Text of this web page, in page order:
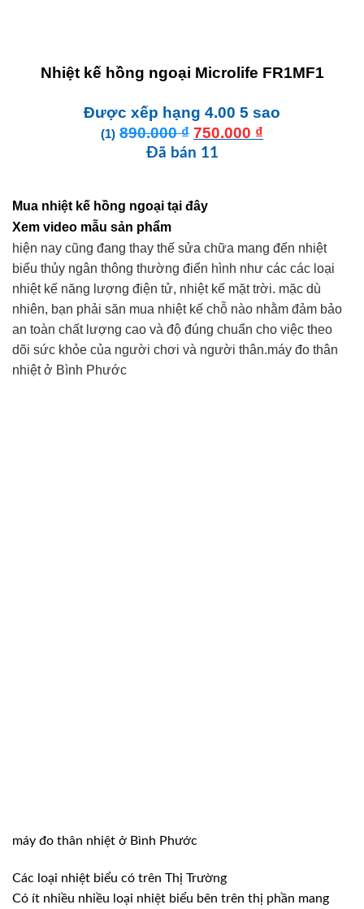
Nhiệt kế hồng ngoại Microlife FR1MF1
Được xếp hạng 4.00 5 sao
(1) 890.000₫ Giá
gốc
750.000 ₫
Đã bán 11
Mua nhiệt kế hồng ngoại tại đây
Xem video mẫu sản phẩm
hiện nay cũng đang thay thế sửa chữa mang đến nhiệt
biểu thủy ngân thông thường điển hình như các các loại
nhiệt kế năng lượng điện tử, nhiệt kế mặt trời. mặc dù
nhiên, bạn phải săn mua nhiệt kế chỗ nào nhằm đảm bảo
an toàn chất lượng cao và độ đúng chuẩn cho việc theo
dõi sức khỏe của người chơi và người thân.máy đo thân
nhiệt ở Bình Phước
máy đo thân nhiệt ở Bình Phước
Các loại nhiệt biểu có trên Thị Trường
Có ít nhiều nhiều loại nhiệt biểu bên trên thị phần mang